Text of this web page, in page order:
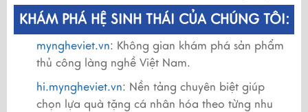
KHÁM PHÁ HỆ SINH THÁI CỦA CHÚNG TÔI:
myngheviet.vn: Không gian khám phá sản phẩm
thủ công làng nghề Việt Nam.
hi.myngheviet.vn: Nền tảng chuyên biệt giúp
chọn lựa quà tặng cá nhân hóa theo từng nhu